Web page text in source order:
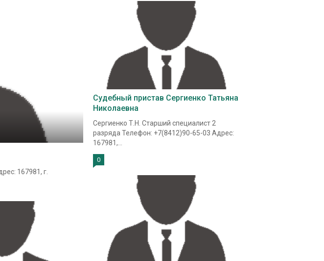
167981, г.
Судебный пристав Сергиенко Татьяна
Николаевна
Сергиенко Т.Н. Старший специалист 2
разряда Телефон: +7(8412)90-65-03 Адрес:
167981,...
0